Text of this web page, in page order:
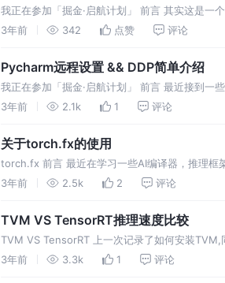
我正在参加「掘金·启航计划」 前言 其实这是
很有趣的功能比如模型可视化.所以当时
3年前 342 点赞 评论
Pycharm远程设置 && DDP简单介绍
我正在参加「掘金·启航计划」 前言 最近接到一
程环境。通常在实验室一般都是在本地调好代码然
3年前 2.1k 1 评论
关于torch.fx的使用
torch.fx 前言 最近在学习一些AI编译器，推理框
习了这部分的内容。 以下所有的代
3年前 2.5k 2 评论
TVM VS TensorRT推理速度比较
TVM VS TensorRT 上一次记录了如何安装
架下的推理速度 1. 准备
3年前 3.3k 1 评论